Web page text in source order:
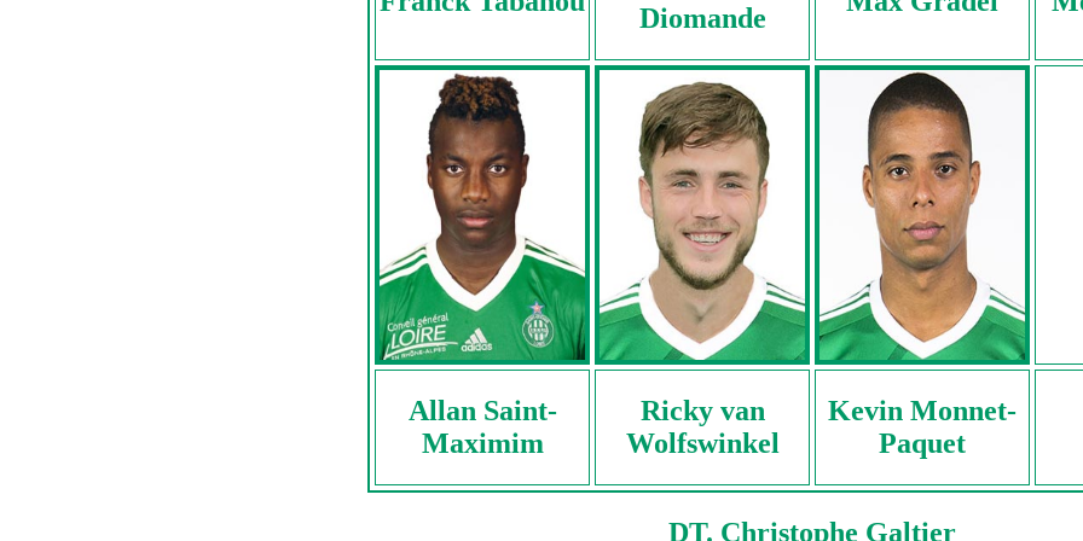
Diomande
Allan Saint-
Maximim
Ricky van
Wolfswinkel
Kevin Monnet-
Paquet
DT. Christophe Galtier